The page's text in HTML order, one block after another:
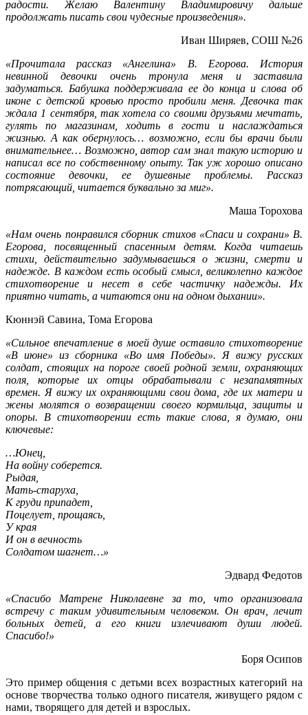
радости. Желаю Валентину Владимировичу дальше
продолжать писать свои чудесные произведения».
Иван Ширяев, СОШ №26
«Прочитала рассказ «Ангелина» В. Егорова. История
невинной девочки очень тронула меня и заставила
задуматься. Бабушка поддерживала ее до конца и слова об
иконе с детской кровью просто пробили меня. Девочка так
ждала 1 сентября, так хотела со своими друзьями мечтать,
гулять по магазинам, ходить в гости и наслаждаться
жизнью. А как обернулось… возможно, если бы врачи были
внимательнее… Возможно, автор сам знал такую историю и
написал все по собственному опыту. Так уж хорошо описано
состояние девочки, ее душевные проблемы. Рассказ
потрясающий, читается буквально за миг».
Маша Торохова
«Нам очень понравился сборник стихов «Спаси и сохрани» В.
Егорова, посвященный спасенным детям. Когда читаешь
стихи, действительно задумываешься о жизни, смерти и
надежде. В каждом есть особый смысл, великолепно каждое
стихотворение и несет в себе частичку надежды. Их
приятно читать, а читаются они на одном дыхании».
Кюннэй Савина, Тома Егорова
«Сильное впечатление в моей душе оставило стихотворение
«В июне» из сборника «Во имя Победы». Я вижу русских
солдат, стоящих на пороге своей родной земли, охраняющих
поля, которые их отцы обрабатывали с незапамятных
времен. Я вижу их охраняющими свои дома, где их матери и
жены молятся о возвращении своего кормильца, защиты и
опоры. В стихотворении есть такие слова, я думаю, они
ключевые:
…Юнец,
На войну соберется.
Рыдая,
Мать-старуха,
К груди припадет,
Поцелует, прощаясь,
У края
И он в вечность
Солдатом шагнет…»
Эдвард Федотов
«Спасибо Матрене Николаевне за то, что организовала
встречу с таким удивительным человеком. Он врач, лечит
больных детей, а его книги излечивают души людей.
Спасибо!»
Боря Осипов
Это пример общения с детьми всех возрастных категорий на
основе творчества только одного писателя, живущего рядом с
нами, творящего для детей и взрослых.